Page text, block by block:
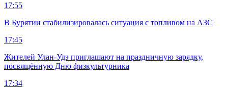
17:55
В Бурятии стабилизировалась ситуация с топливом на АЗС
17:45
Жителей Улан-Удэ приглашают на праздничную зарядку,
посвящённую Дню физкультурника
17:34